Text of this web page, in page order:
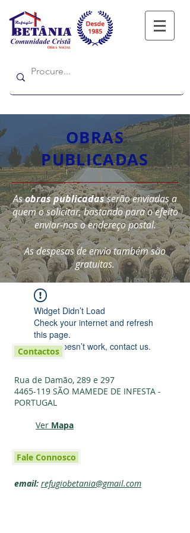
Refugio
OBRAS
PUBLICADAS
Asobras publicadasserão enviadas a
quem o solicitar, bastando para o efeito
enviar-nos o endereço postal.
As despesas de envio também são
gratuitas.
Widget Didn’t Load
Check your internet and refresh
this page.
If that doesn’t work, contact us.
Contactos
Rua de Damão, 289 e 297
4465-119 SÃO MAMEDE DE INFESTA -
PORTUGAL
Ver Mapa
Fale Connosco
email: refugiobetania@gmail.com